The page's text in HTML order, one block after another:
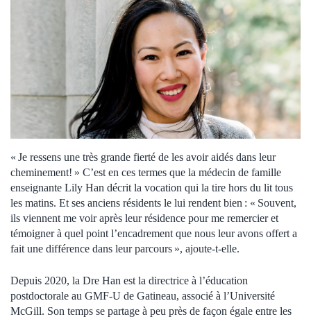
« Je ressens une très grande fierté de les avoir aidés dans leur
cheminement! » C’est en ces termes que la médecin de famille
enseignante Lily Han décrit la vocation qui la tire hors du lit tous
les matins. Et ses anciens résidents le lui rendent bien : « Souvent,
ils viennent me voir après leur résidence pour me remercier et
témoigner à quel point l’encadrement que nous leur avons offert a
fait une différence dans leur parcours », ajoute-t-elle.
Depuis 2020, la Dre Han est la directrice à l’éducation
postdoctorale au GMF-U de Gatineau, associé à l’Université
McGill. Son temps se partage à peu près de façon égale entre les